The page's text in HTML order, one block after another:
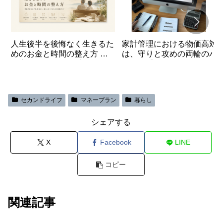
人生後半を後悔なく生きるた
めのお金と時間の整え方 第
家計管理における物価高対
は、守りと攻めの両輪のバ
セカンドライフ マネープラン 暮らし
シェアする
X Facebook LINE
コピー
関連記事